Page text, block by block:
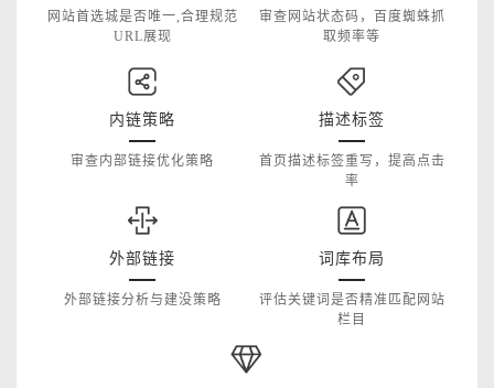
网站首选城是否唯一,合理规范
URL展现
审查网站状态码，百度蜘蛛抓
取频率等
内链策略
审查内部链接优化策略
描述标签
首页描述标签重写，提高点击
率
外部链接
外部链接分析与建没策略
词库布局
评估关键词是否精准匹配网站
栏目